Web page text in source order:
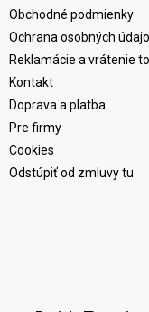
Obchodné podmienky
Ochrana osobných
Reklamácie a vrátenie
Kontakt
Doprava a platba
Pre firmy
Cookies
Odstúpiť od zmluvy tu